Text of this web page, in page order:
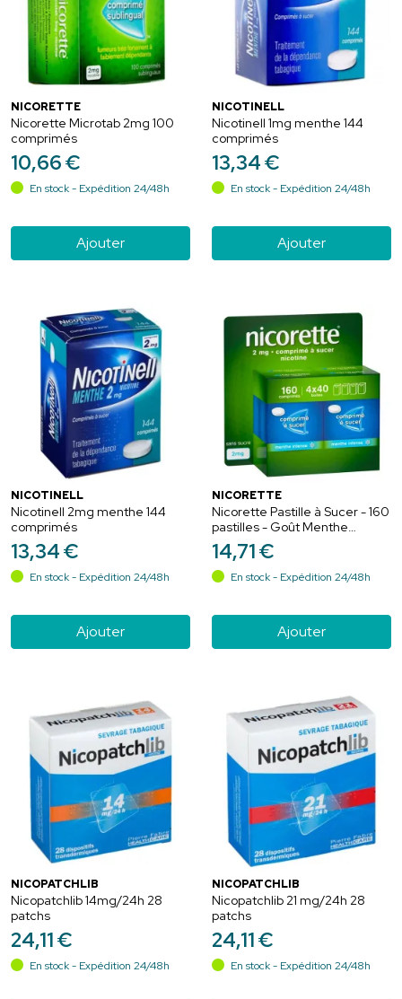
NICORETTE
Nicorette Microtab 2mg 100
comprimés
10,66€
En stock - Expédition 24/48h
Ajouter
NICOTINELL
Nicotinell 1mg menthe 144
comprimés
13,34€
En stock - Expédition 24/48h
Ajouter
NICOTINELL
Nicotinell 2mg menthe 144
comprimés
13,34€
En stock - Expédition 24/48h
Ajouter
NICORETTE
Nicorette Pastille à Sucer - 160
pastilles - Goût Menthe
Intense - Sans Sucre
14,71€
En stock - Expédition 24/48h
Ajouter
NICOPATCHLIB
Nicopatchlib 14mg/24h 28
patchs
24,11€
En stock - Expédition 24/48h
NICOPATCHLIB
Nicopatchlib 21 mg/24h 28
patchs
24,11€
En stock - Expédition 24/48h